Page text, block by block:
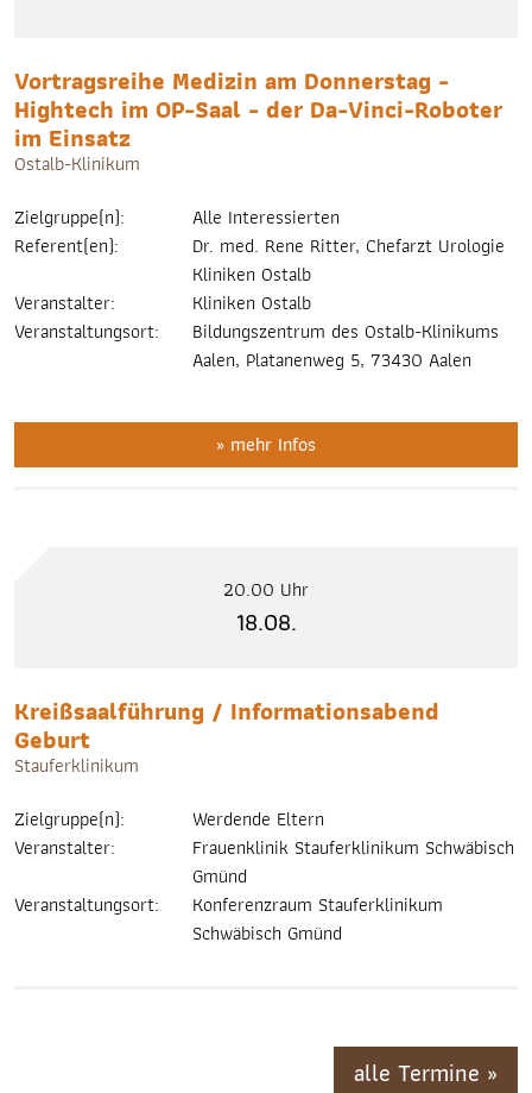
gelangen.
Benutzer
von
Touch-
und
Streichgesten
verwenden.
Vortragsreihe Medizin am Donnerstag -
Hightech im OP-Saal - der Da-Vinci-Roboter
im Einsatz
Ostalb-Klinikum
Zielgruppe(n):
Alle Interessierten
Referent(en):
Dr. med. Rene Ritter, Chefarzt Urologie
Kliniken Ostalb
Veranstalter:
Kliniken Ostalb
Veranstaltungsort:
Bildungszentrum des Ostalb-Klinikums
Aalen, Platanenweg 5, 73430 Aalen
» mehr Infos
20.00 Uhr
18.08.
Kreißsaalführung / Informationsabend
Geburt
Stauferklinikum
Zielgruppe(n):
Werdende Eltern
Veranstalter:
Frauenklinik Stauferklinikum Schwäbisch
Gmünd
Veranstaltungsort:
Konferenzraum Stauferklinikum
Schwäbisch Gmünd
alle Termine »